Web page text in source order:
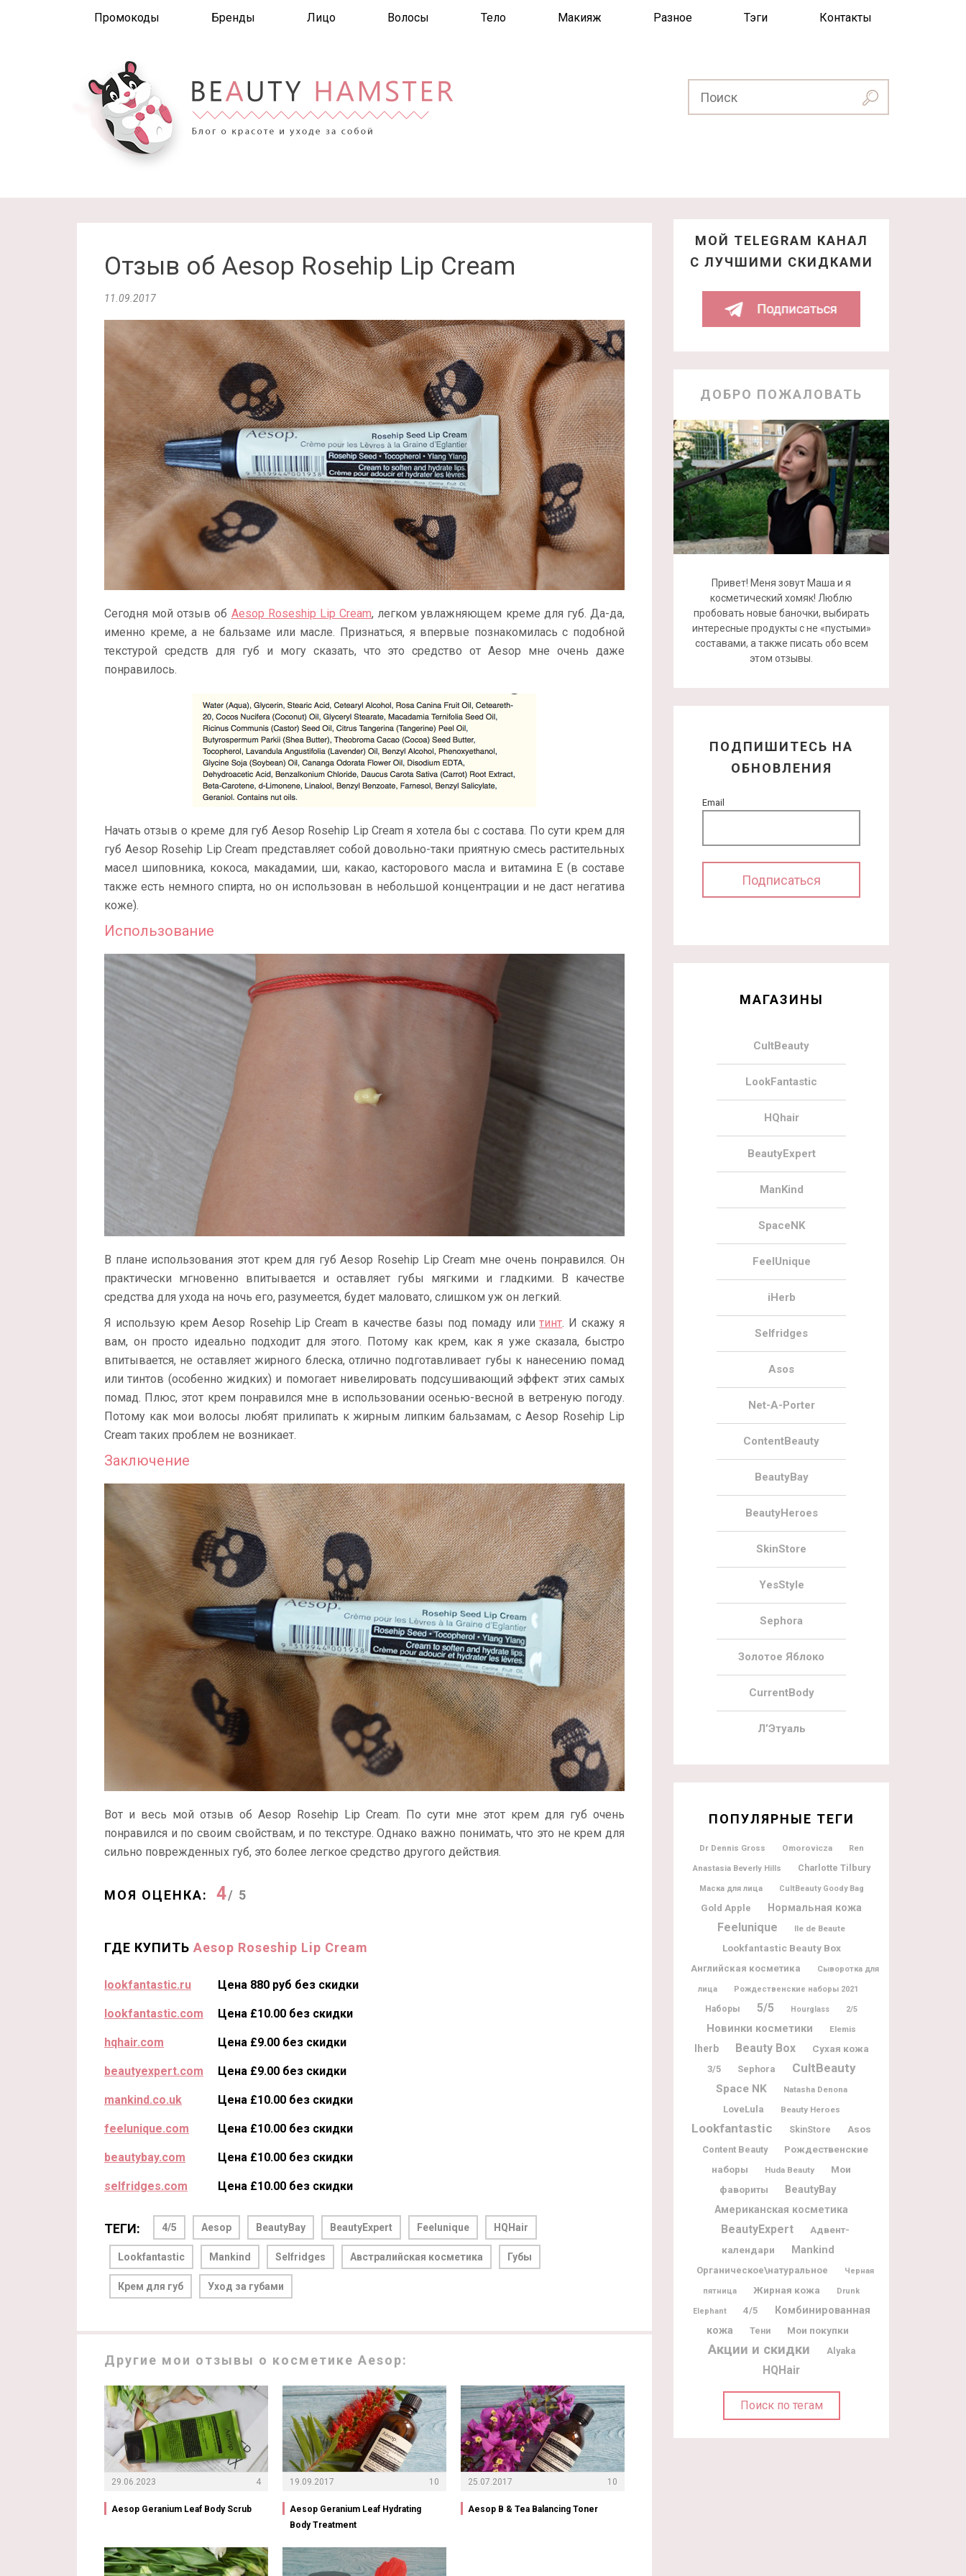
Промокоды Бренды Лицо Волосы Тело Макияж Разное Тэги Контакты
Отзыв об Aesop Rosehip Lip Cream
11.09.2017
Сегодня мой отзыв об Aesop Roseship Lip Cream, легком увлажняющем креме для губ. Да-да,
именно креме, а не бальзаме или масле. Признаться, я впервые познакомилась с подобной
текстурой средств для губ и могу сказать, что это средство от Aesop мне очень даже
понравилось.
Начать отзыв о креме для губ Aesop Rosehip Lip Cream я хотела бы с состава. По сути крем для
губ Aesop Rosehip Lip Cream представляет собой довольно-таки приятную смесь растительных
масел шиповника, кокоса, макадамии, ши, какао, касторового масла и витамина Е (в составе
также есть немного спирта, но он использован в небольшой концентрации и не даст негатива
коже).
Использование
В плане использования этот крем для губ Aesop Rosehip Lip Cream мне очень понравился. Он
практически мгновенно впитывается и оставляет губы мягкими и гладкими. В качестве
средства для ухода на ночь его, разумеется, будет маловато, слишком уж он легкий.
Я использую крем Aesop Rosehip Lip Cream в качестве базы под помаду илитинт. И скажу я
вам, он просто идеально подходит для этого. Потому как крем, как я уже сказала, быстро
впитывается, не оставляет жирного блеска, отлично подготавливает губы к нанесению помад
или тинтов (особенно жидких) и помогает нивелировать подсушивающий эффект этих самых
помад. Плюс, этот крем понравился мне в использовании осенью-весной в ветреную погоду.
Потому как мои волосы любят прилипать к жирным липким бальзамам, с Aesop Rosehip Lip
Cream таких проблем не возникает.
Заключение
Вот и весь мой отзыв об Aesop Rosehip Lip Cream. По сути мне этот крем для губ очень
понравился и по своим свойствам, и по текстуре. Однако важно понимать, что это не крем для
сильно поврежденных губ, это более легкое средство другого действия.
МОЯ ОЦЕНКА: 4/ 5
ГДЕ КУПИТЬ Aesop Roseship Lip Cream
lookfantastic.ru Цена 880 руб без скидки
lookfantastic.com Цена £10.00 без скидки
hqhair.com Цена £9.00 без скидки
beautyexpert.com Цена £9.00 без скидки
mankind.co.uk Цена £10.00 без скидки
feelunique.com Цена £10.00 без скидки
beautybay.com Цена £10.00 без скидки
selfridges.com Цена £10.00 без скидки
ТЕГИ: 4/5 Aesop BeautyBay BeautyExpert Feelunique HQHair
Lookfantastic Mankind Selfridges Австралийская косметика Губы
Крем для губ Уход за губами
Другие мои отзывы о косметике Aesop:
29.06.2023 4
Aesop Geranium Leaf Body Scrub
19.09.2017 10
Aesop Geranium Leaf Hydrating
Body Treatment
25.07.2017 10
Aesop B & Tea Balancing Toner
МОЙ TELEGRAM КАНАЛ
С ЛУЧШИМИ СКИДКАМИ
ДОБРО ПОЖАЛОВАТЬ
Привет! Меня зовут Маша и я
косметический хомяк! Люблю
пробовать новые баночки, выбирать
интересные продукты с не «пустыми»
составами, а также писать обо всем
этом отзывы.
ПОДПИШИТЕСЬ НА
ОБНОВЛЕНИЯ
Email
МАГАЗИНЫ
CultBeauty
LookFantastic
HQhair
BeautyExpert
ManKind
SpaceNK
FeelUnique
iHerb
Selfridges
Asos
Net-A-Porter
ContentBeauty
BeautyBay
BeautyHeroes
SkinStore
YesStyle
Sephora
Золотое Яблоко
CurrentBody
Л’Этуаль
ПОПУЛЯРНЫЕ ТЕГИ
Dr Dennis Gross Omorovicza Ren
Anastasia Beverly Hills Charlotte Tilbury
Маска для лица CultBeauty Goody Bag
Gold Apple Нормальная кожа
Feelunique Ile de Beaute
Lookfantastic Beauty Box
Английская косметика Сыворотка для
лица Рождественские наборы 2021
Наборы 5/5 Hourglass 2/5
Новинки косметики Elemis
Iherb Beauty Box
Сухая кожа
3/5
Sephora CultBeauty
Space NK Natasha Denona
LoveLula Beauty Heroes
Lookfantastic SkinStore
Asos
Content Beauty
Рождественские
наборы
Huda Beauty
Мои
фавориты
BeautyBay
Американская косметика
BeautyExpert
Адвент-
календари
Mankind
Органическое\натуральное Черная
пятница Жирная кожа Drunk
Elephant 4/5
Комбинированная
кожа
Тени Мои покупки
Акции и скидки Alyaka
HQHair
Поиск по тегам